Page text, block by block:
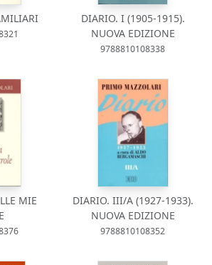
DIARIO. I (1905-1915).
NUOVA EDIZIONE
9788810108338
MIE
DIARIO. III/A (1927-1933).
NUOVA EDIZIONE
9788810108352